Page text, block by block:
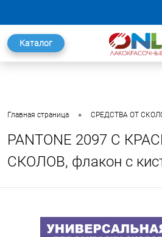
Каталог
Главная страница • СРЕДСТВА ОТ
PANTONE 2097 C
СКОЛОВ, флакон с